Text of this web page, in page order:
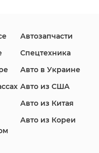
Jeep
Автозапчасти
Спецтехника
Авто в Украине
Авто из США
Авто из Китая
Авто из Кореи